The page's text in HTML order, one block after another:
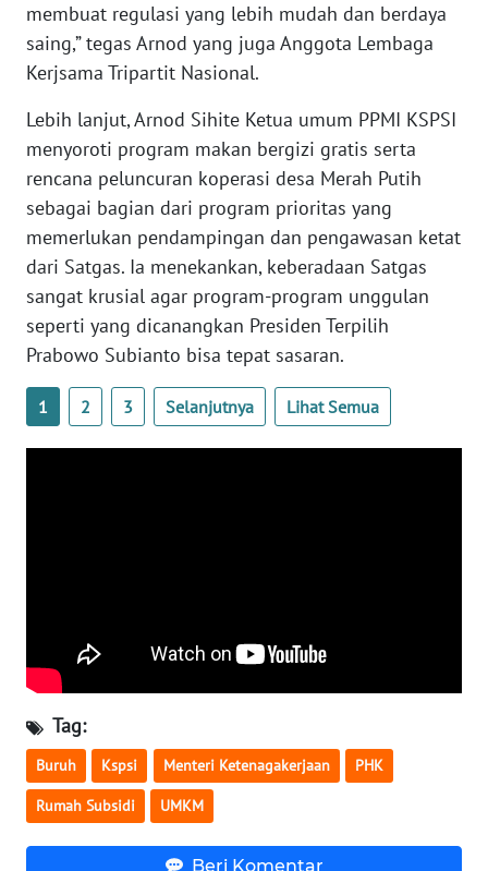
membuat regulasi yang lebih mudah dan berdaya
saing,” tegas Arnod yang juga Anggota Lembaga
Kerjsama Tripartit Nasional.
Lebih lanjut, Arnod Sihite Ketua umum PPMI KSPSI
menyoroti program makan bergizi gratis serta
rencana peluncuran koperasi desa Merah Putih
sebagai bagian dari program prioritas yang
memerlukan pendampingan dan pengawasan ketat
dari Satgas. Ia menekankan, keberadaan Satgas
sangat krusial agar program-program unggulan
seperti yang dicanangkan Presiden Terpilih
Prabowo Subianto bisa tepat sasaran.
1 2 3 Selanjutnya Lihat Semua
Tag:
Buruh Kspsi Menteri Ketenagakerjaan PHK
Rumah Subsidi UMKM
Beri Komentar
WN
JAMBI
SULTRA
WN
SULTENG
WN
SULBAR
WN
BENGKULU
WN
LAMPUNG
WN